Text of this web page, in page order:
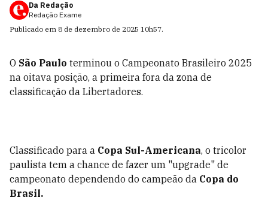
Da Redação
Redação Exame
Publicado em 8 de dezembro de 2025 10h57.
O São Paulo terminou o Campeonato Brasileiro 2025
na oitava posição, a primeira fora da zona de
classificação da Libertadores.
Classificado para a Copa Sul-Americana, o tricolor
paulista tem a chance de fazer um "upgrade" de
campeonato dependendo do campeão da Copa do
Brasil.